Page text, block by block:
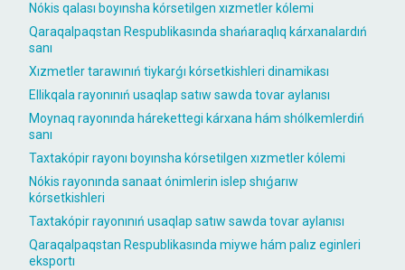
Nókis qalası boyınsha kórsetilgen xızmetler kólemi
Qaraqalpaqstan Respublikasında shańaraqlıq kárxanalardıń
sanı
Xızmetler tarawınıń tiykarǵı kórsetkishleri dinamikası
Ellikqala rayonınıń usaqlap satıw sawda tovar aylanısı
Moynaq rayonında hárekettegi kárxana hám shólkemlerdiń
sanı
Taxtakópir rayonı boyınsha kórsetilgen xızmetler kólemi
Nókis rayonında sanaat ónimlerin islep shıǵarıw
kórsetkishleri
Taxtakópir rayonınıń usaqlap satıw sawda tovar aylanısı
Qaraqalpaqstan Respublikasında miywe hám palız eginleri
eksportı